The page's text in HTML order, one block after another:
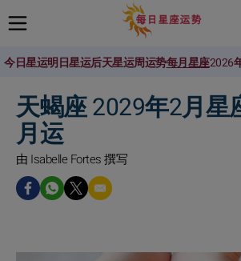
今日星运明日星运后天星运周运势每月星座2026
天蝎座 2029年2月星
月运
由 Isabelle Fortes 撰写